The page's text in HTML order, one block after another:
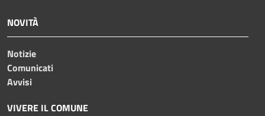
NOVITÀ
Notizie
Comunicati
Avvisi
VIVERE IL COMUNE